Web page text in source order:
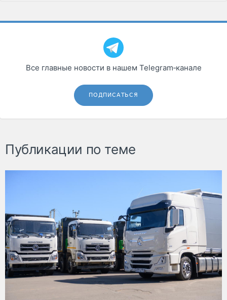
Все главные новости в нашем Telegram‑канале
ПОДПИСАТЬСЯ
Публикации по теме